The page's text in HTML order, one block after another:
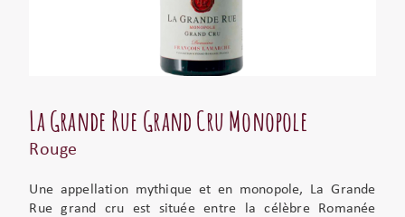
La Grande Rue Grand Cru Monopole
Rouge
Une appellation mythique et en monopole, La Grande
Rue grand cru est située entre la célèbre Romanée